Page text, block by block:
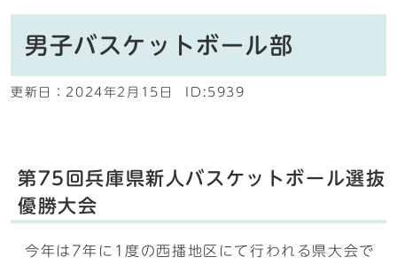
男子バスケットボール部
更新日： 2024年2月15日 ID:5939
第75回兵庫県新人バスケットボール選抜
優勝大会
今年は7年に1度の西播地区にて行われる県大会で